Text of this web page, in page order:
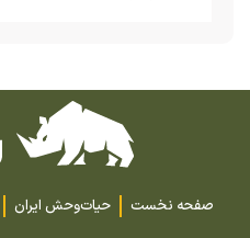
صفحه نخست حیات‌وحش ایران